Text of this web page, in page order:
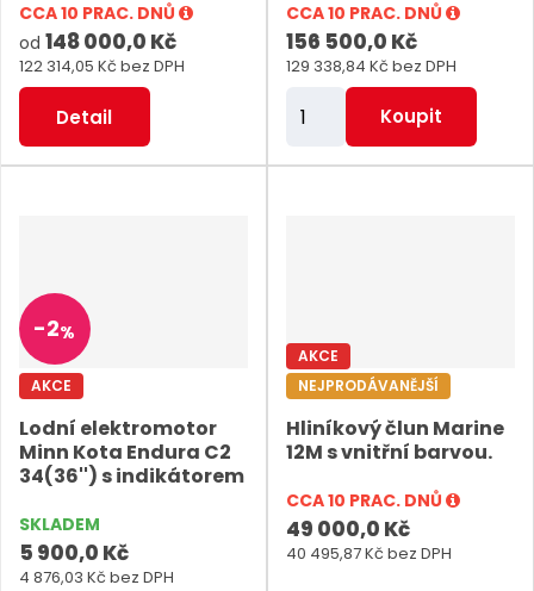
od 148 000,0 Kč
122 314,05 Kč bez DPH
Detail
CCA 10 PRAC. DNŮ
156 500,0 Kč
129 338,84 Kč bez DPH
ě
o
č
e
t
Koupit
CCA 10 PRAC. DNŮ
-2%
AKCE
Lodní elektromotor
Minn Kota Endura C2
34(36'') s indikátorem
5 900,0 Kč
4 876,03 Kč bez DPH
SKLADEM
AKCE
NEJPRODÁVANĚJŠÍ
Hliníkový člun Marine
12M s vnitřní barvou.
49 000,0 Kč
40 495,87 Kč bez DPH
CCA 10 PRAC. DNŮ